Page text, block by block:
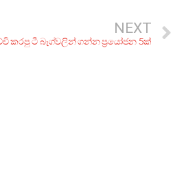
NEXT
කරපු ටී බෑග්වලින් ගන්න ප්‍රයෝජන 5ක්